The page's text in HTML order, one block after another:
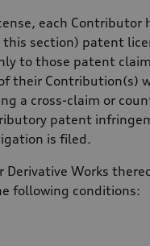
each
section) patent
to those patent
their Contribution(s)
a cross-claim or
patent
is filed.
Works
following conditions: